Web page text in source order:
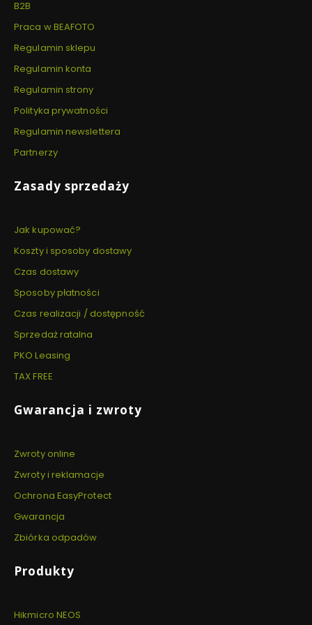
B2B
Praca w BEAFOTO
Regulamin sklepu
Regulamin konta
Regulamin strony
Polityka prywatności
Regulamin newslettera
Partnerzy
Zasady sprzedaży
Jak kupować?
Koszty i sposoby dostawy
Czas dostawy
Sposoby płatności
Czas realizacji / dostępność
Sprzedaż ratalna
PKO Leasing
TAX FREE
Gwarancja i zwroty
Zwroty online
Zwroty i reklamacje
Ochrona EasyProtect
Gwarancja
Zbiórka odpadów
Produkty
Hikmicro NEOS